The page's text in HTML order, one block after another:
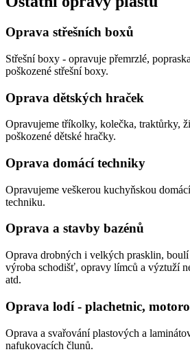
Oprava střešních boxů
Střešní boxy - opravuje přemrzlé,
poškozené střešní boxy.
Oprava dětských hraček
Opravujeme tříkolky, kolečka, traktůrky,
poškozené dětské hračky.
Oprava domácí techniky
Opravujeme veškerou kuchyňskou
techniku.
Oprava a stavby bazénů
Oprava drobných i velkých prasklin,
výroba schodišť, opravy límců a výztuží
atd.
Oprava lodí - plachetnic,
Oprava a svařování plastových a
nafukovacích člunů.